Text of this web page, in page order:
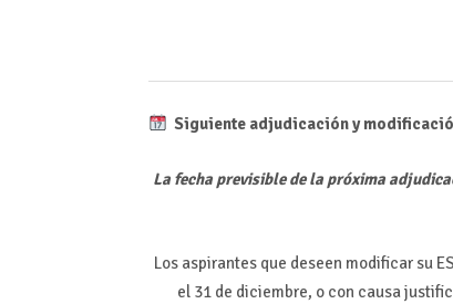
Siguiente adjudicación y
La fecha previsible de la próxima
Los aspirantes que deseen modificar su
el 31 de diciembre, o con causa